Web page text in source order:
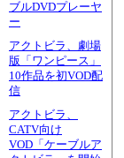
ブルDVDプレーヤ
ー
アクトビラ、劇場
版「ワンピース」
10作品を初VOD配
信
アクトビラ、
CATV向け
VOD「ケーブルア